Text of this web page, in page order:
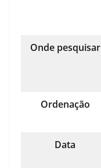
Onde pesquisar
Ordenação
Data